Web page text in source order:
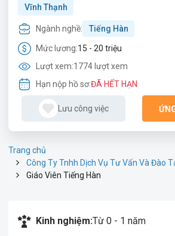
Vĩnh Thạnh
Ngành nghề: Tiếng Hàn
Mức lương:15 - 20 triệu
Lượt xem:1774 lượt xem
Hạn nộp hồ sơ:ĐÃ HẾT HẠN
Lưu công việc
Trang chủ
Công Ty Tnhh Dịch Vụ Tư Vấn Và Đào
Giáo Viên Tiếng Hàn
Kinh nghiệm:Từ 0 - 1 năm